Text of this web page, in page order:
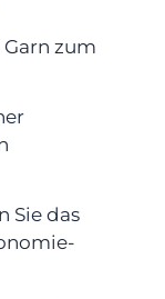
zum
Sie das